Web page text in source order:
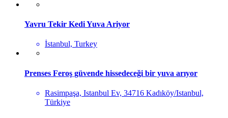
Yavru Tekir Kedi Yuva Ariyor
İstanbul, Turkey
Prenses Feroş güvende hissedeceği bir yuva arıyor
Rasimpaşa, Istanbul Ev, 34716 Kadıköy/Istanbul,
Türkiye